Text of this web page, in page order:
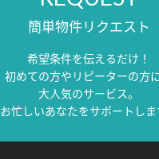
簡単物件リクエスト
希望条件を伝えるだけ！
初めての方やリピーターの方
大人気のサービス。
お忙しいあなたをサポートしま